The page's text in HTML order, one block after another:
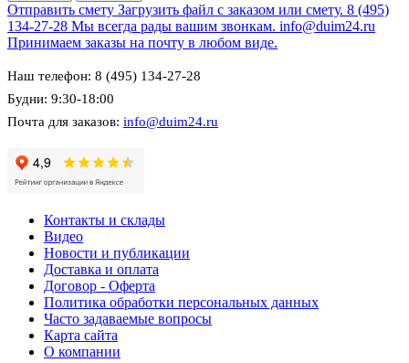
Отправить смету Загрузить файл с заказом или смету. 8 (495)
134-27-28 Мы всегда рады вашим звонкам. info@duim24.ru
Принимаем заказы на почту в любом виде.
Наш телефон: 8 (495) 134-27-28
Будни: 9:30-18:00
Почта для заказов: info@duim24.ru
Контакты и склады
Видео
Новости и публикации
Доставка и оплата
Договор - Оферта
Политика обработки персональных данных
Часто задаваемые вопросы
Карта сайта
О компании